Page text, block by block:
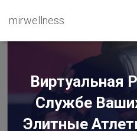
mirwellness
Виртуальная
Службе
Элитные